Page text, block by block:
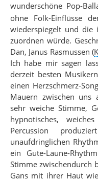
wunderschöne Pop-
ohne Folk-Einflüsse
wiederspiegelt und die
zuordnen würde.
Dan, Janus Rasmussen(
Ich habe mir sagen
derzeit besten
einen Herzschmerz-
Mauern zwischen uns
sehr weiche Stimme,
hypnotisches,
Percussion
unaufdringlichen
ein Gute-Laune-
Stimme zwischendurch
Gans mit ihrer Haut